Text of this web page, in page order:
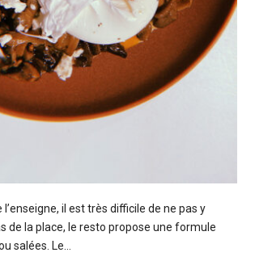
il est très difficile de ne pas y
de la place, le resto propose une formule
salées. Le…